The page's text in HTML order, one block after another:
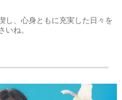
し、心身ともに充実した日々を
ね。